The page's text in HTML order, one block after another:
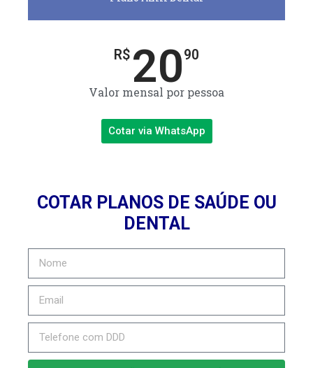
R$ 2090
Valor mensal por pessoa
Cotar via WhatsApp
COTAR PLANOS DE SAÚDE OU
DENTAL